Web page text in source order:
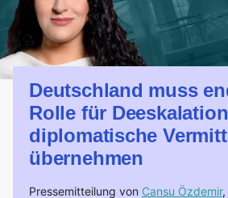
Deutschland muss
Rolle für
diplomatische
übernehmen
Pressemitteilung von Cansu Özdemir,